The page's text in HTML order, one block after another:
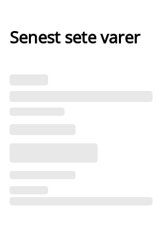
Senest sete varer